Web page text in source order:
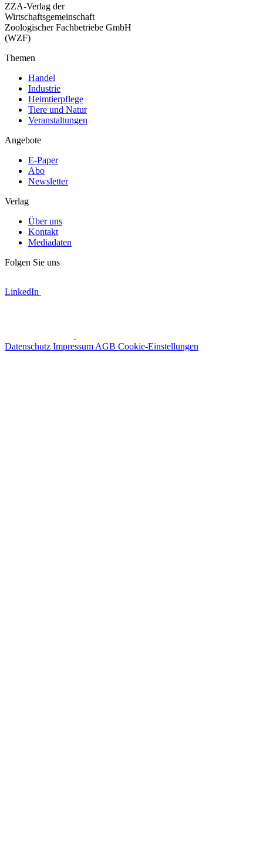
ZZA-Verlag der
Wirtschaftsgemeinschaft
Zoologischer Fachbetriebe GmbH
(WZF)
Themen
Handel
Industrie
Heimtierpflege
Tiere und Natur
Veranstaltungen
Angebote
E-Paper
Abo
Newsletter
Verlag
Über uns
Kontakt
Mediadaten
Folgen Sie uns
LinkedIn
Datenschutz Impressum AGB Cookie-Einstellungen